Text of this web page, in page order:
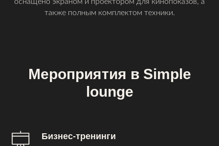
также полным комплектом техники.
Мероприятия в Simple
lounge
Бизнес-тренинги